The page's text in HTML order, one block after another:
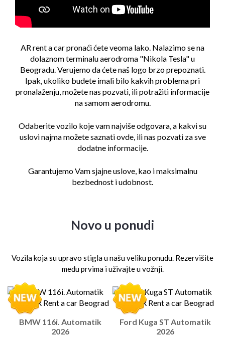
AR rent a car pronaći ćete veoma lako. Nalazimo se na
dolaznom terminalu aerodroma "Nikola Tesla" u
Beogradu. Verujemo da ćete naš logo brzo prepoznati.
Ipak, ukoliko budete imali bilo kakvih problema pri
pronalaženju, možete nas pozvati, ili potražiti informacije
na samom aerodromu.
Odaberite vozilo koje vam najviše odgovara, a kakvi su
uslovi najmamožete saznati ovde, ili nas pozvati za sve
dodatne informacije.
Garantujemo Vam sjajne uslove, kao i maksimalnu
bezbednost i udobnost.
Novo u ponudi
Vozila koja su upravo stigla u našu veliku ponudu. Rezervišite
među prvima i uživajte u vožnji.
BMW 116i. Automatik
2026
Ford Kuga ST Automatik
2026